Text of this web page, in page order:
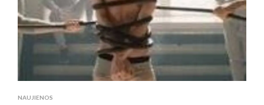
LIEPOS
6-
ĄJĄ
VALSTYBĖS
DIENĄ
SU
NAUJIENOS